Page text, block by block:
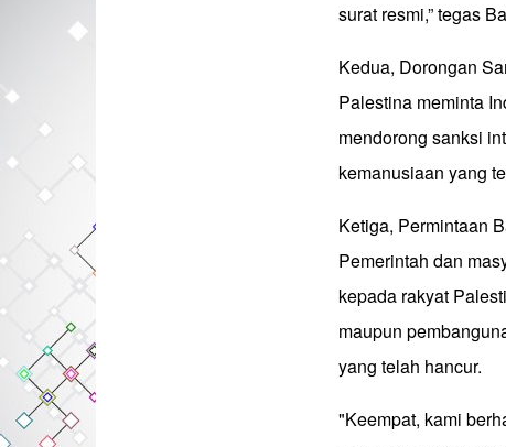
surat resmi,” tegas
Kedua, Dorongan
Palestina meminta
mendorong sanksi
kemanusiaan yang
Ketiga, Permintaan
Pemerintah dan
kepada rakyat
maupun
yang telah hancur.
"Keempat, kami